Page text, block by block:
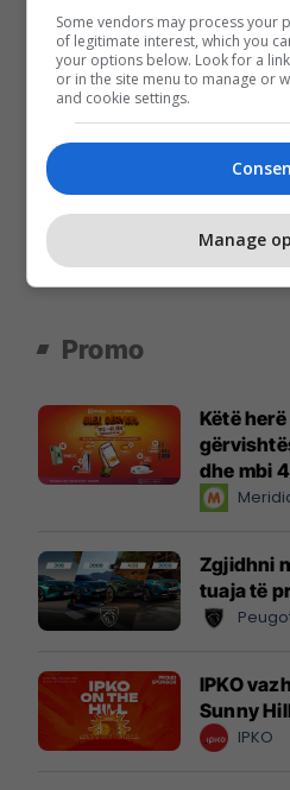
Promo
Këtë
dhe mbi
instant!
Zgjidhni
tuaja të
IPKO
Sunny
IPKO
Some vendors may process your
of legitimate interest, which you
your options below. Look for a
or in the site menu to manage or
and cookie settings.
Manage